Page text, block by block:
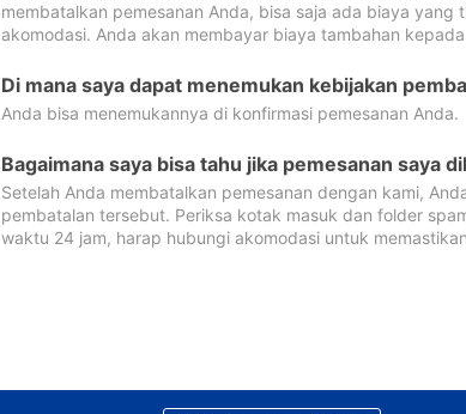
membatalkan pemesanan Anda, bisa saja ada biaya
akomodasi. Anda akan membayar biaya tambahan
Di mana saya dapat menemukan kebijakan
Anda bisa menemukannya di konfirmasi pemesanan Anda.
Bagaimana saya bisa tahu jika pemesanan saya
Setelah Anda membatalkan pemesanan dengan kami,
pembatalan tersebut. Periksa kotak masuk dan folder
waktu 24 jam, harap hubungi akomodasi untuk